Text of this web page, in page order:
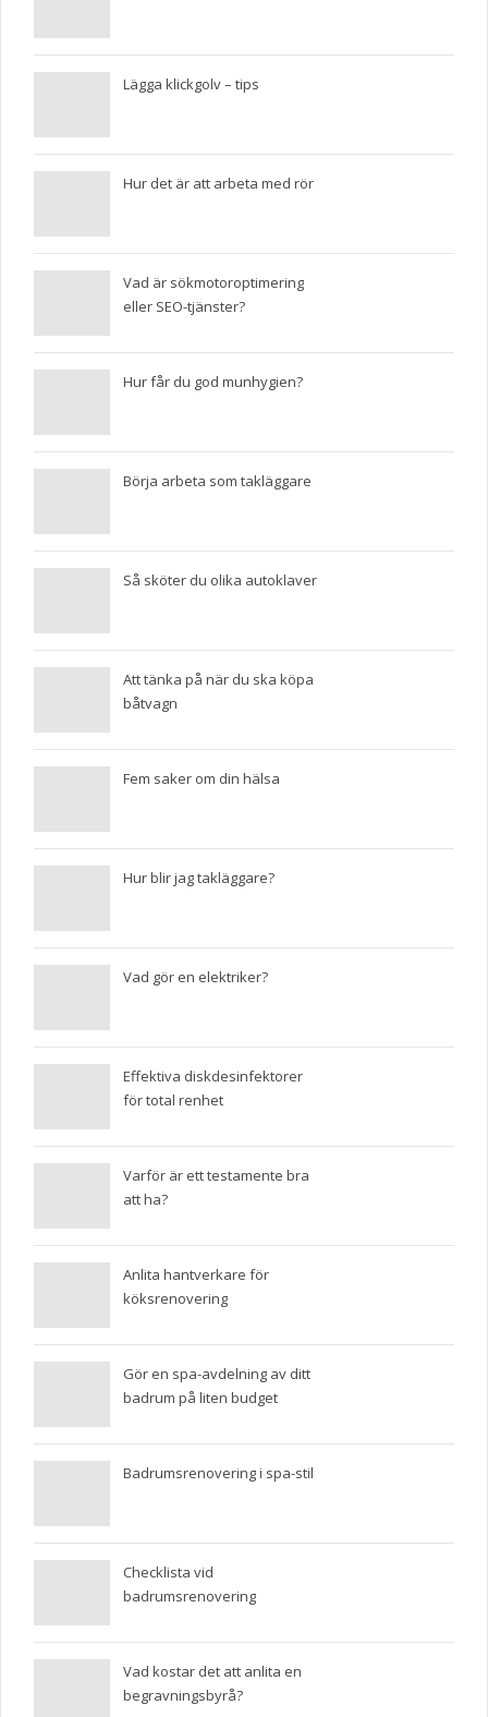
Lägga klickgolv – tips
Hur det är att arbeta med rör
Vad är sökmotoroptimering
eller SEO-tjänster?
Hur får du god munhygien?
Börja arbeta som takläggare
Så sköter du olika autoklaver
Att tänka på när du ska köpa
båtvagn
Fem saker om din hälsa
Hur blir jag takläggare?
Vad gör en elektriker?
Effektiva diskdesinfektorer
för total renhet
Varför är ett testamente bra
att ha?
Anlita hantverkare för
köksrenovering
Gör en spa-avdelning av ditt
badrum på liten budget
Badrumsrenovering i spa-stil
Checklista vid
badrumsrenovering
Vad kostar det att anlita en
begravningsbyrå?